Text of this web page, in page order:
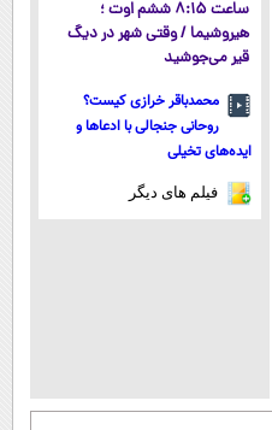
ساعت ۸:۱۵ ششم اوت ؛
هیروشیما / وقتی شهر در دیگ
قیر می‌جوشید
محمدباقر خرازی کیست؟
روحانی جنجالی با ادعاها و
ایده‌های تخیلی
فیلم های دیگر